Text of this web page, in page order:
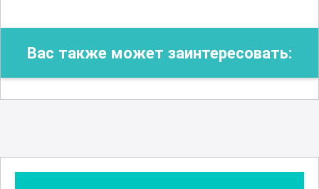
Вас также может заинтересовать: